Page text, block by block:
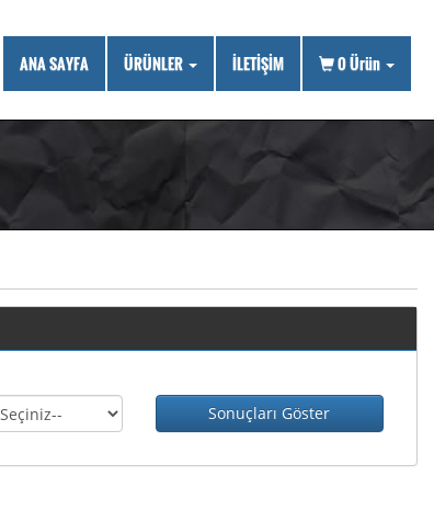
ANA SAYFA ÜRÜNLER İLETİŞİM 0Ürün